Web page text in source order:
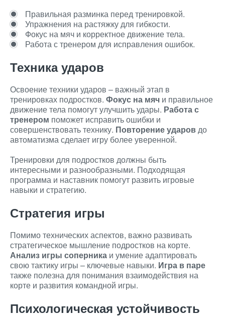
Правильная разминка перед тренировкой.
Упражнения на растяжку для гибкости.
Фокус на мяч и корректное движение тела.
Работа с тренером для исправления ошибок.
Техника ударов
Освоение техники ударов – важный этап в
тренировках подростков. Фокус на мяч и правильное
движение тела помогут улучшить удары. Работа с
тренером поможет исправить ошибки и
совершенствовать технику. Повторение ударовдо
автоматизма сделает игру более уверенной.
Тренировки для подростков должны быть
интересными и разнообразными. Подходящая
программа и наставник помогут развить игровые
навыки и стратегию.
Стратегия игры
Помимо технических аспектов, важно развивать
стратегическое мышление подростков на корте.
Анализ игры соперника и умение адаптировать
свою тактику игры – ключевые навыки. Игра в паре
также полезна для понимания взаимодействия на
корте и развития командной игры.
Психологическая устойчивость